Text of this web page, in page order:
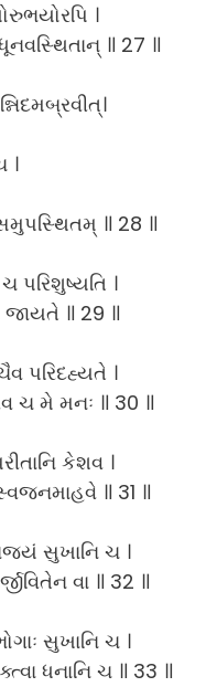
।
॥ 27 ॥
।
॥ 28 ॥
પરિશુષ્યતિ ।
જાયતે ॥ 29 ॥
પરિદહ્યતે ।
ચ મે મનઃ ॥ 30 ॥
કેશવ ।
॥ 31 ॥
સુખાનિ ચ ।
વા ॥ 32 ॥
સુખાનિ ચ ।
ધનાનિ ચ ॥ 33 ॥